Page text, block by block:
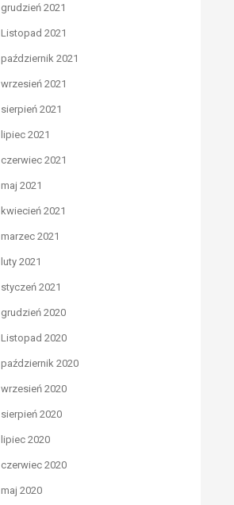
grudzień 2021
Listopad 2021
październik 2021
wrzesień 2021
sierpień 2021
lipiec 2021
czerwiec 2021
maj 2021
kwiecień 2021
marzec 2021
luty 2021
styczeń 2021
grudzień 2020
Listopad 2020
październik 2020
wrzesień 2020
sierpień 2020
lipiec 2020
czerwiec 2020
maj 2020